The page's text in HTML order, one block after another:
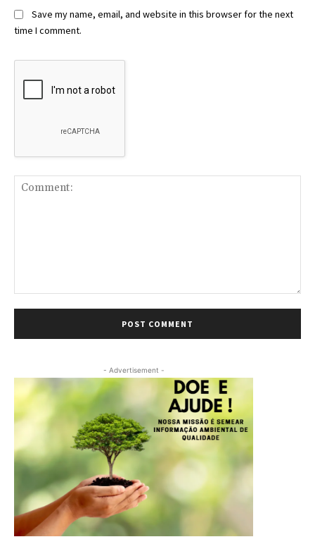
Save my name, email, and website in this browser for the next
time I comment.
- Advertisement -